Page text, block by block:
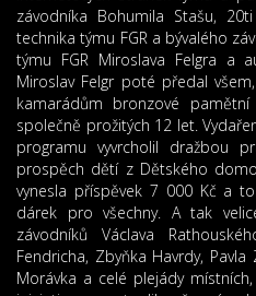
závodníka Bohumila Stašu,
technika týmu FGR a bývalého
týmu FGR Miroslava Felgra a
Miroslav Felgr poté předal
kamarádům bronzové
společně prožitých 12 let.
programu vyvrcholil dražbou
prospěch dětí z Dětského
vynesla příspěvek 7 000 Kč a
dárek pro všechny. A tak
závodníků Václava
Fendricha, Zbyňka Havrdy,
Morávka a celé plejády